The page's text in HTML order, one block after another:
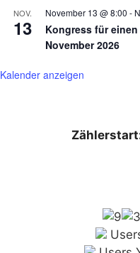
NOV.
13
November 13 @ 8:00 -
Kongress für
November 2026
Kalender anzeigen